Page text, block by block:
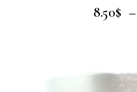
8.50$ –